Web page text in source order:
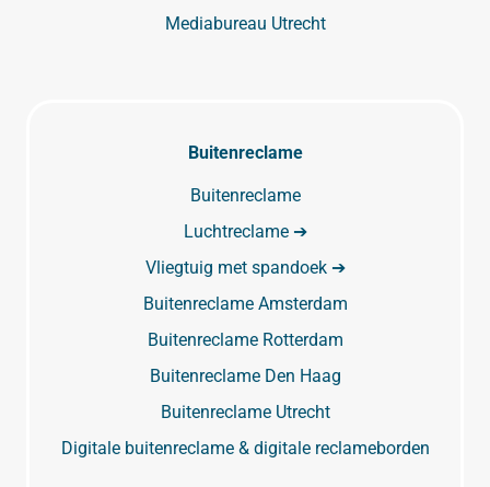
Mediabureau Utrecht
Buitenreclame
Buitenreclame
Luchtreclame ➔
Vliegtuig met spandoek ➔
Buitenreclame Amsterdam
Buitenreclame Rotterdam
Buitenreclame Den Haag
Buitenreclame Utrecht
Digitale buitenreclame & digitale reclameborden